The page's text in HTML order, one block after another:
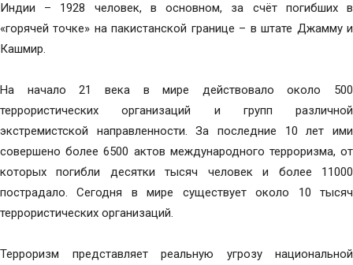
Индии – 1928 человек, в основном, за счёт погибших в
«горячей точке» на пакистанской границе – в штате Джамму и
Кашмир.
На начало 21 века в мире действовало около 500
террористических организаций и групп различной
экстремистской направленности. За последние 10 лет ими
совершено более 6500 актов международного терроризма, от
которых погибли десятки тысяч человек и более 11000
пострадало. Сегодня в мире существует около 10 тысяч
террористических организаций.
Терроризм представляет реальную угрозу национальной